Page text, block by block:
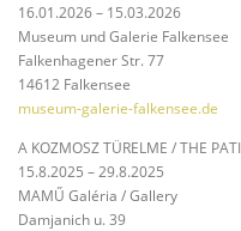
16.01.2026 – 15.03.2026
Museum und Galerie Falkensee
Falkenhagener Str. 77
14612 Falkensee
museum-galerie-falkensee.de
A KOZMOSZ TÜRELME / THE
15.8.2025 – 29.8.2025
MAMŰ Galéria / Gallery
Damjanich u. 39